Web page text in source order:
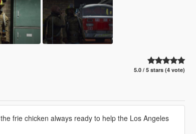
5.0 / 5 stars (4 vote)
frie chicken always ready to help the Los Angeles